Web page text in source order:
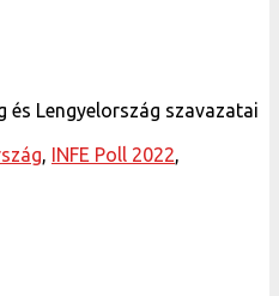
és Lengyelország szavazatai
, INFE Poll 2022,